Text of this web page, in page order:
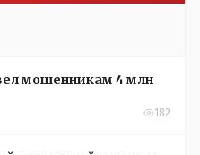
мошенникам 4 млн
182